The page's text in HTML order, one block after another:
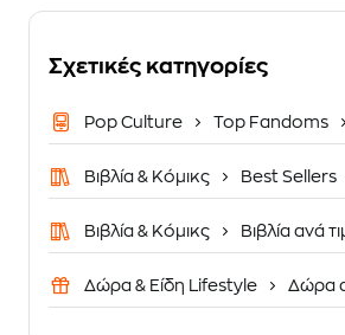
Σχετικές κατηγορίες
Pop Culture Top Fandoms
Βιβλία & Κόμικς Best Sellers
Βιβλία & Κόμικς Βιβλία ανά
Δώρα & Είδη Lifestyle Δώρα